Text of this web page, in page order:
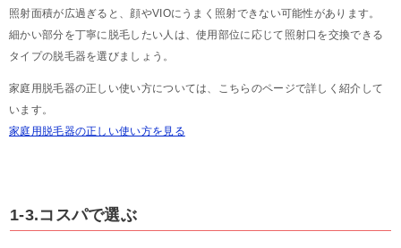
照射面積が広過ぎると、顔やVIOにうまく照射できない可能性があります。
細かい部分を丁寧に脱毛したい人は、使用部位に応じて照射口を交換できる
タイプの脱毛器を選びましょう。
家庭用脱毛器の正しい使い方については、こちらのページで詳しく紹介して
います。
家庭用脱毛器の正しい使い方を見る
1-3.コスパで選ぶ